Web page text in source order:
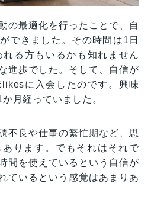
の最適化を行ったことで、自
できました。その時間は1日
る方もいるかも知れません
進歩でした。そして、自信が
に入会したのです。興味
月経っていました。
不良や仕事の繁忙期など、思
ります。でもそれはそれで
間を使えているという自信が
ているという感覚はあまりあ